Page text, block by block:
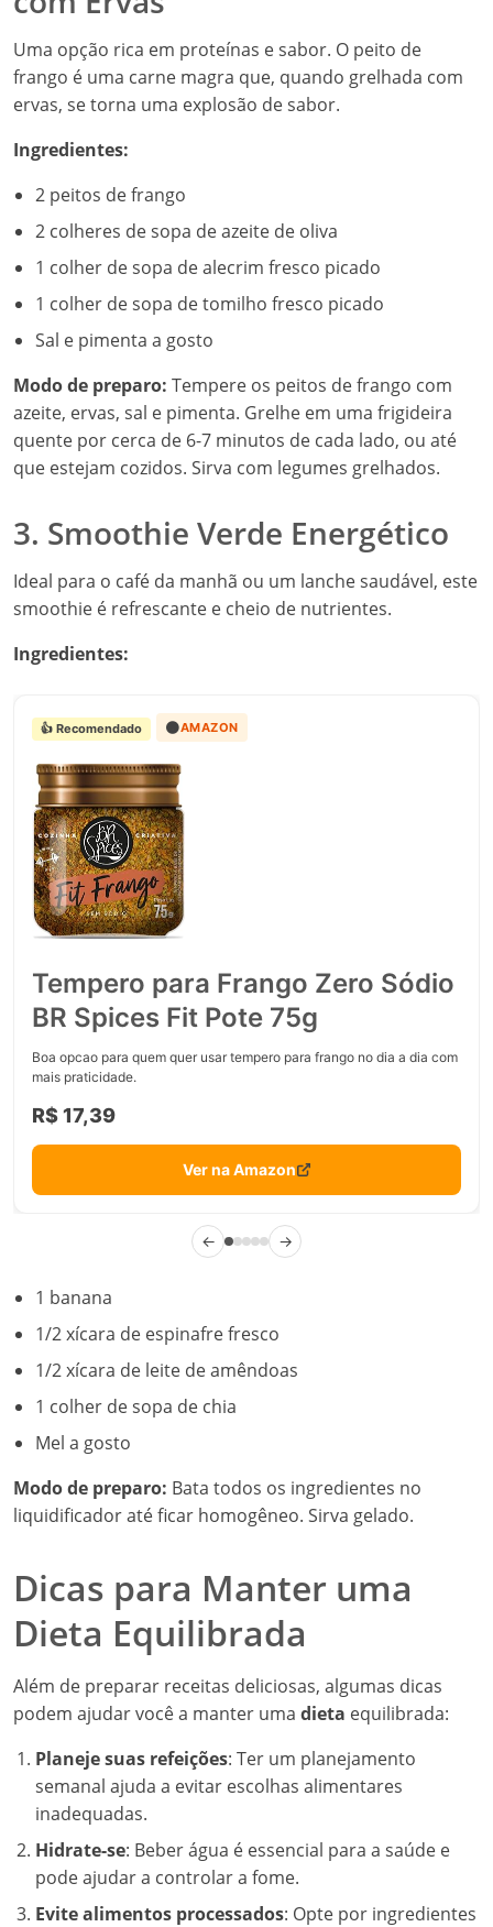
Uma opção rica em proteínas e sabor. O peito de
frango é uma carne magra que, quando grelhada com
ervas, se torna uma explosão de sabor.
Ingredientes:
2 peitos de frango
2 colheres de sopa de azeite de oliva
1 colher de sopa de alecrim fresco picado
1 colher de sopa de tomilho fresco picado
Sal e pimenta a gosto
Modo de preparo: Tempere os peitos de frango com
azeite, ervas, sal e pimenta. Grelhe em uma frigideira
quente por cerca de 6-7 minutos de cada lado, ou até
que estejam cozidos. Sirva com legumes grelhados.
3. Smoothie Verde Energético
Ideal para o café da manhã ou um lanche saudável, este
smoothie é refrescante e cheio de nutrientes.
Ingredientes:
👍 Recomendado 🟠AMAZON
Tempero para Frango Zero Sódio
BR Spices Fit Pote 75g
Boa opcao para quem quer usar tempero para frango no dia a dia com
mais praticidade.
R$ 17,39
Ver na Amazon
← →
1 banana
1/2 xícara de espinafre fresco
1/2 xícara de leite de amêndoas
1 colher de sopa de chia
Mel a gosto
Modo de preparo: Bata todos os ingredientes no
liquidificador até ficar homogêneo. Sirva gelado.
Dicas para Manter uma
Dieta Equilibrada
Além de preparar receitas deliciosas, algumas dicas
podem ajudar você a manter uma dieta equilibrada:
Planeje suas refeições: Ter um planejamento
semanal ajuda a evitar escolhas alimentares
inadequadas.
Hidrate-se: Beber água é essencial para a saúde e
pode ajudar a controlar a fome.
Evite alimentos processados: Opte por ingredientes